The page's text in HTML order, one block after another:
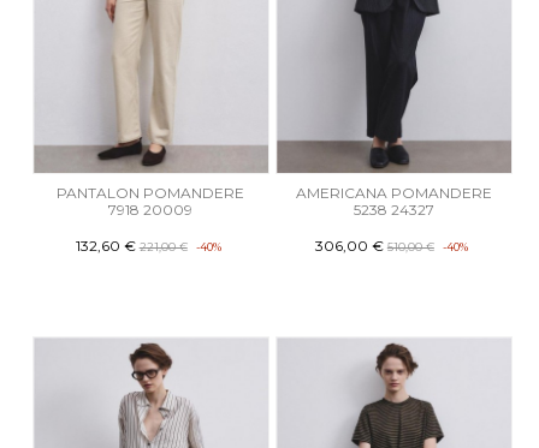
PANTALON POMANDERE
7918 20009
132,60 € 221,00 € -40%
AMERICANA POMANDERE
5238 24327
306,00 € 510,00 € -40%